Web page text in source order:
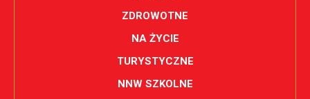
ZDROWOTNE
NA ŻYCIE
TURYSTYCZNE
NNW SZKOLNE